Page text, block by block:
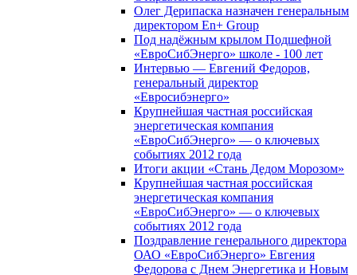
Олег Дерипаска назначен генеральным
директором En+ Group
Под надёжным крылом Подшефной
«ЕвроСибЭнерго» школе - 100 лет
Интервью — Евгений Федоров,
генеральный директор
«Евросибэнерго»
Крупнейшая частная российская
энергетическая компания
«ЕвроСибЭнерго» — о ключевых
событиях 2012 года
Итоги акции «Стань Дедом Морозом»
Крупнейшая частная российская
энергетическая компания
«ЕвроСибЭнерго» — о ключевых
событиях 2012 года
Поздравление генерального директора
ОАО «ЕвроСибЭнерго» Евгения
Федорова с Днем Энергетика и Новым